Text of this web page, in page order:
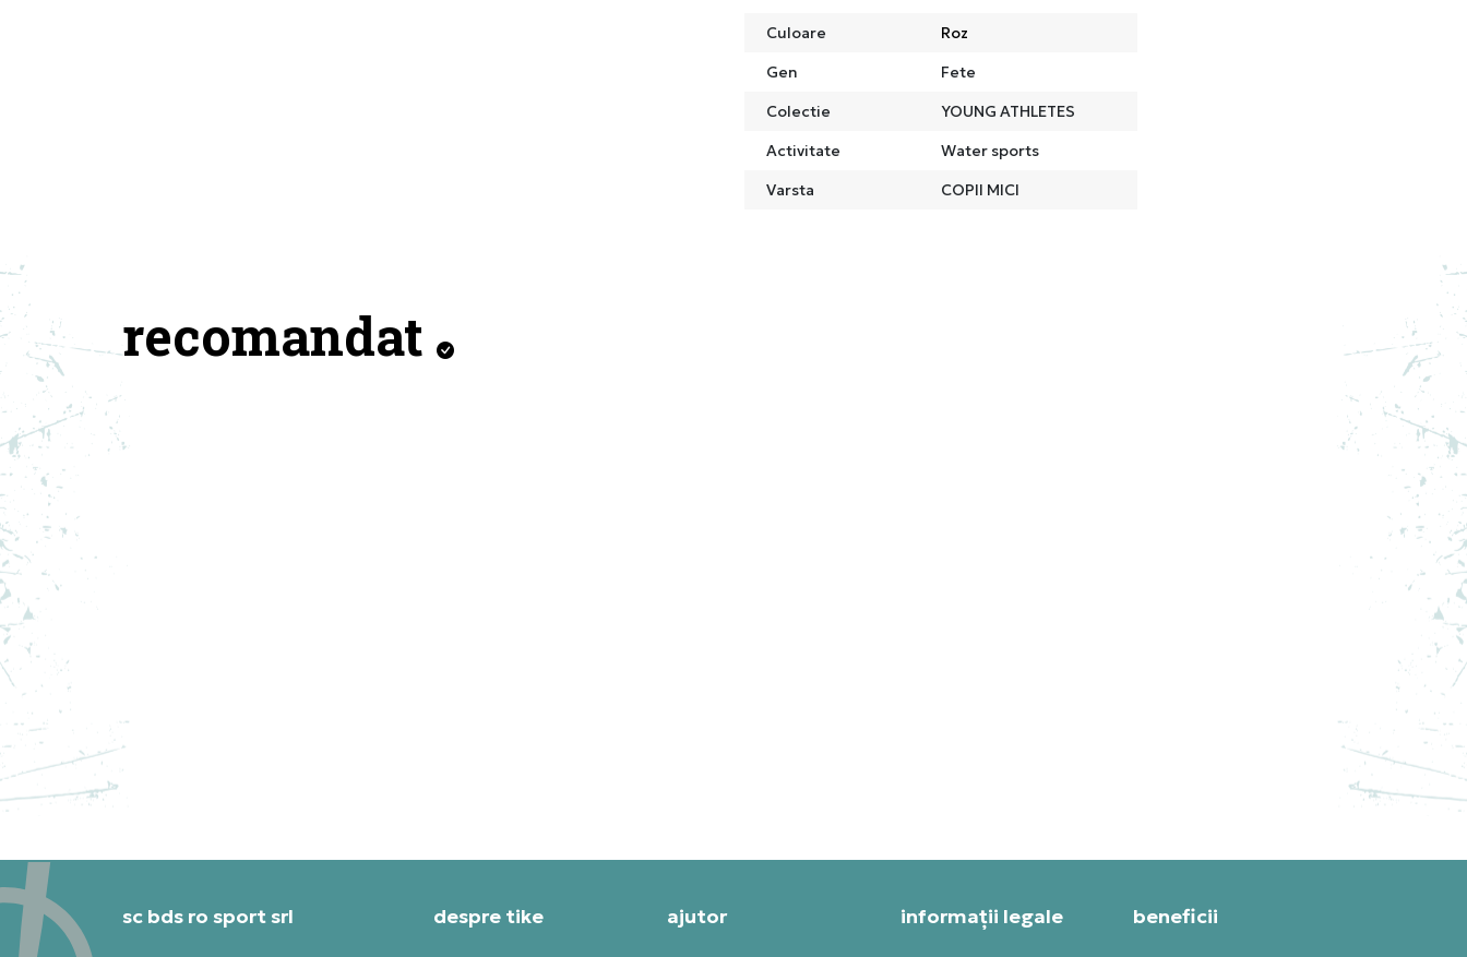
Culoare
Roz
Gen
Fete
Colectie
YOUNG ATHLETES
Activitate
Water sports
Varsta
COPII MICI
recomandat
sc bds ro sport srl despre tike ajutor informații legale beneficii